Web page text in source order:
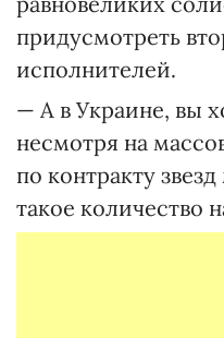
придусмотреть
исполнителей.
— А в Украине, вы
несмотря на
по контракту
такое количество